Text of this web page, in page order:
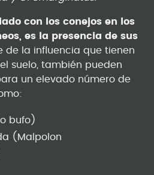
con los conejos en los
es la presencia de sus
de la influencia que tienen
suelo, también pueden
un elevado número de
bufo)
(Malpolon